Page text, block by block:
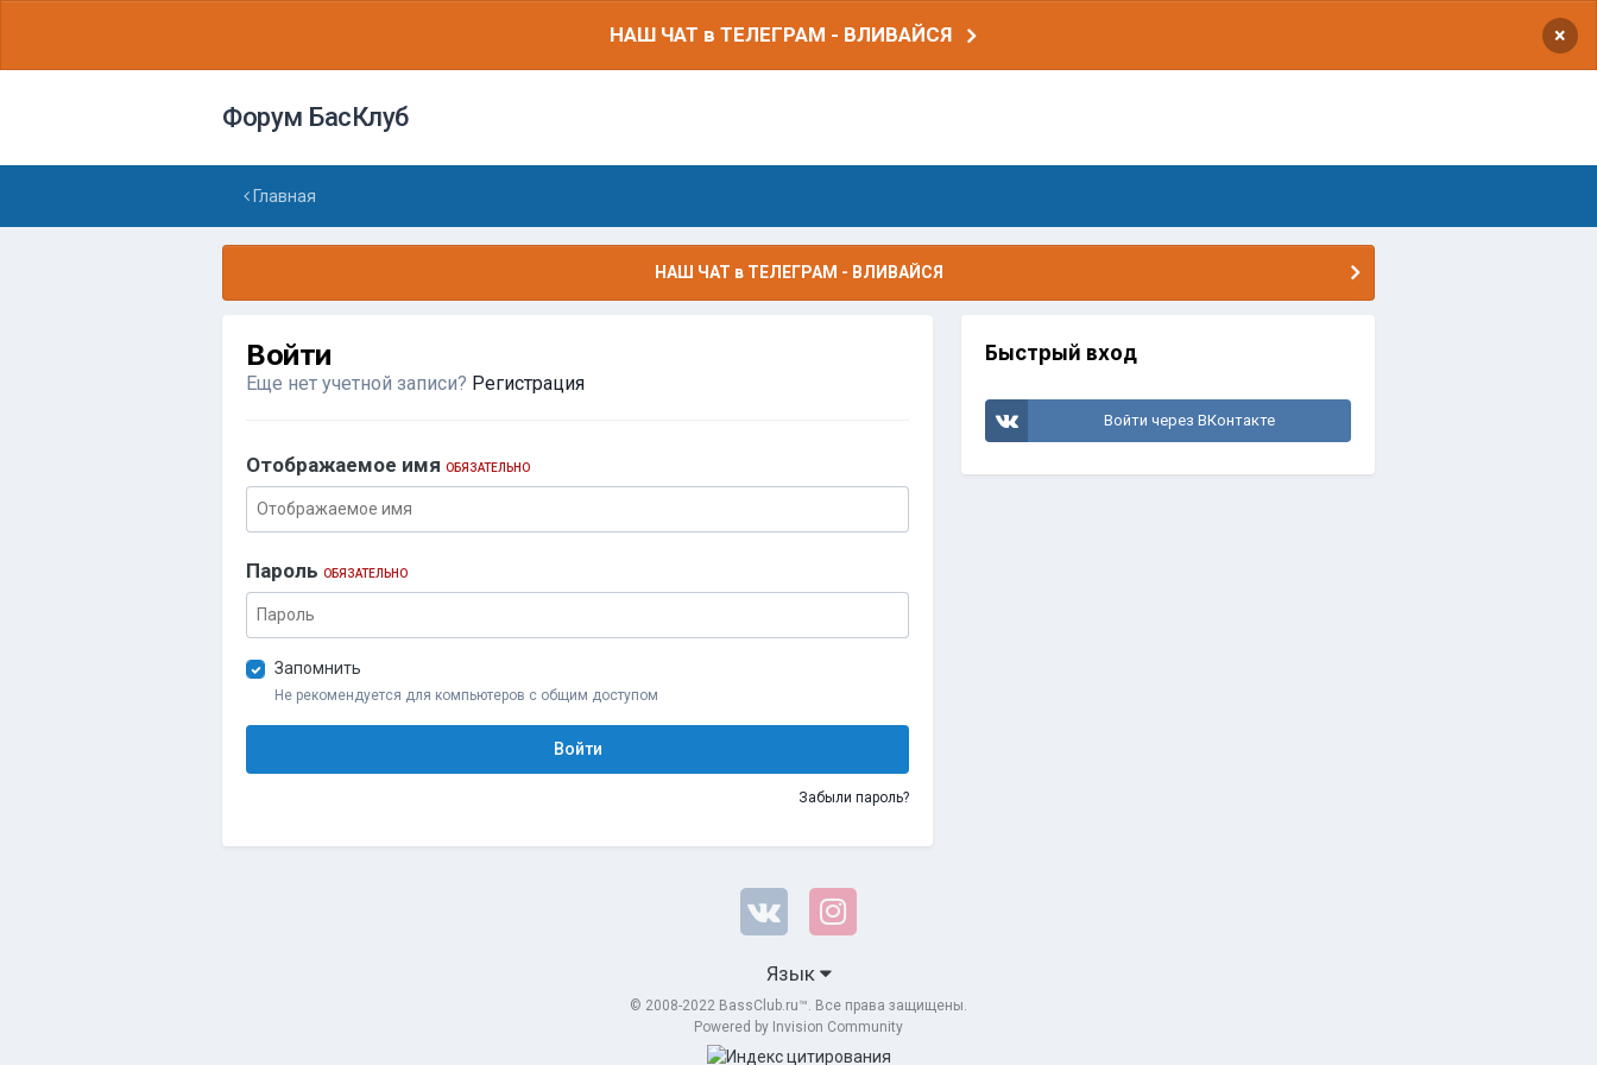
НАШ ЧАТ в ТЕЛЕГРАМ - ВЛИВАЙСЯ ×
Форум БасКлуб
Главная
НАШ ЧАТ в ТЕЛЕГРАМ - ВЛИВАЙСЯ
Войти
Еще нет учетной записи? Регистрация
Отображаемое имя ОБЯЗАТЕЛЬНО
Пароль ОБЯЗАТЕЛЬНО
Запомнить
Не рекомендуется для компьютеров с общим доступом
Войти
Забыли пароль?
Быстрый вход
Войти через ВКонтакте
Язык
© 2008-2022 BassClub.ru™. Все права защищены.
Powered by Invision Community